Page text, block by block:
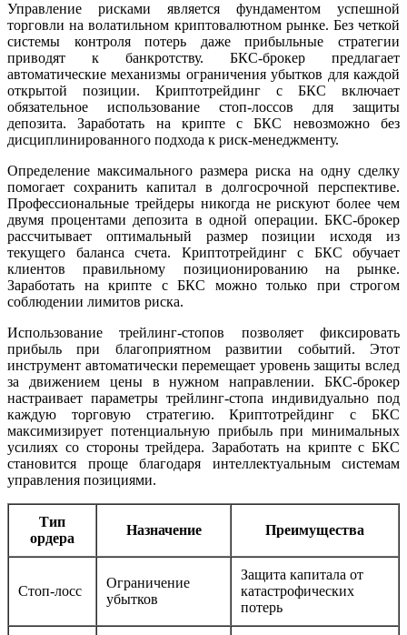
Управление рисками является фундаментом успешной
торговли на волатильном криптовалютном рынке. Без четкой
системы контроля потерь даже прибыльные стратегии
приводят к банкротству. БКС-брокер предлагает
автоматические механизмы ограничения убытков для каждой
открытой позиции. Криптотрейдинг с БКС включает
обязательное использование стоп-лоссов для защиты
депозита. Заработать на крипте с БКС невозможно без
дисциплинированного подхода к риск-менеджменту.
Определение максимального размера риска на одну сделку
помогает сохранить капитал в долгосрочной перспективе.
Профессиональные трейдеры никогда не рискуют более чем
двумя процентами депозита в одной операции. БКС-брокер
рассчитывает оптимальный размер позиции исходя из
текущего баланса счета. Криптотрейдинг с БКС обучает
клиентов правильному позиционированию на рынке.
Заработать на крипте с БКС можно только при строгом
соблюдении лимитов риска.
Использование трейлинг-стопов позволяет фиксировать
прибыль при благоприятном развитии событий. Этот
инструмент автоматически перемещает уровень защиты вслед
за движением цены в нужном направлении. БКС-брокер
настраивает параметры трейлинг-стопа индивидуально под
каждую торговую стратегию. Криптотрейдинг с БКС
максимизирует потенциальную прибыль при минимальных
усилиях со стороны трейдера. Заработать на крипте с БКС
становится проще благодаря интеллектуальным системам
управления позициями.
Тип
ордера
Назначение Преимущества
Стоп-лосс
Ограничение
убытков
Защита капитала от
катастрофических
потерь